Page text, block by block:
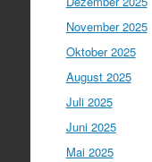
November 2025
Oktober 2025
August 2025
Juli 2025
Juni 2025
Mai 2025